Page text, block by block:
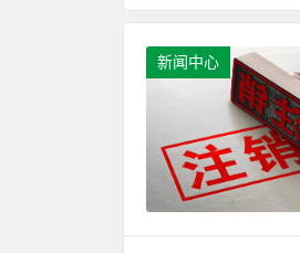
新闻中心